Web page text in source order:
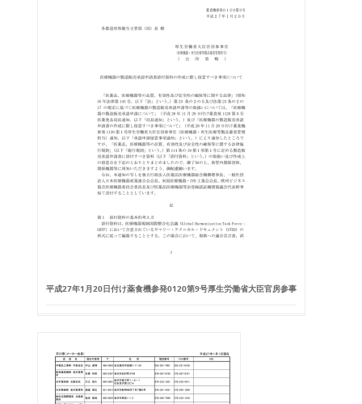
平成27年1月20日付け薬食機参発0120第9号厚生労働省大臣官房参事